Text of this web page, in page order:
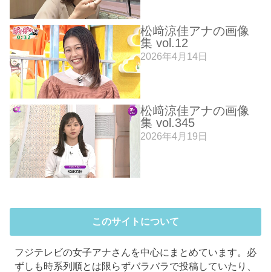
松﨑涼佳アナの画像
集 vol.12
2026年4月14日
松﨑涼佳アナの画像
集 vol.345
2026年4月19日
このサイトについて
フジテレビの女子アナさんを中心にまとめています。必
ずしも時系列順とは限らずバラバラで投稿していたり、